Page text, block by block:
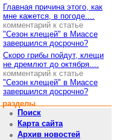
Главная причина этого, как
мне кажется, в погоде....
комментарий к статье
"Сезон клещей" в Миассе
завершился досрочно?
Скоро грибы пойдут, клещи
не дремлют до октября....
комментарий к статье
"Сезон клещей" в Миассе
завершился досрочно?
разделы
Поиск
Карта сайта
Архив новостей